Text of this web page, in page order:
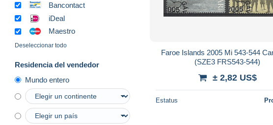
Bancontact
iDeal
Maestro
Deseleccionar todo
Residencia del vendedor
Mundo entero
Faroe Islands 2005 Mi 543-544
(SZE3 FRS543-544)
± 2,82 US$
Estatus